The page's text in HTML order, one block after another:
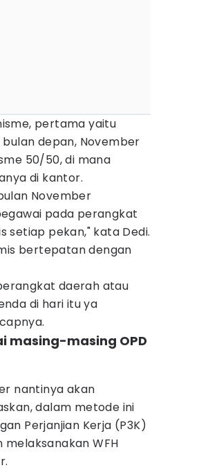
pertama yaitu
depan, November
50/50, di mana
di kantor.
November
pada perangkat
setiap pekan," kata Dedi.
bertepatan dengan
daerah atau
di hari itu ya
masing-masing OPD
nantinya akan
dalam metode ini
Perjanjian Kerja (P3K)
WFH